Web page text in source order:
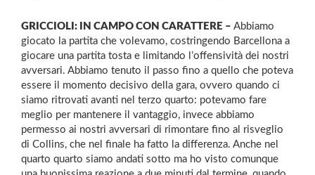
GRICCIOLI: IN CAMPO CON CARATTERE – Abbiamo
giocato la partita che volevamo, costringendo Barcellona a
giocare una partita tosta e limitando l’offensività dei nostri
avversari. Abbiamo tenuto il passo fino a quello che poteva
essere il momento decisivo della gara, ovvero quando ci
siamo ritrovati avanti nel terzo quarto: potevamo fare
meglio per mantenere il vantaggio, invece abbiamo
permesso ai nostri avversari di rimontare fino al risveglio
di Collins, che nel finale ha fatto la differenza. Anche nel
quarto quarto siamo andati sotto ma ho visto comunque